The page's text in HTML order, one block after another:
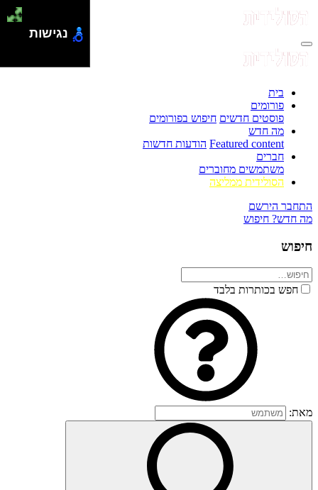
בית
פורומים
פוסטים חדשים חיפוש בפורומים
מה חדש
Featured content הודעות חדשות
חברים
משתמשים מחוברים
הסולידית ממליצה
התחבר הירשם
מה חדש? חיפוש
חיפוש
חפש בכותרות בלבד
מאת:
נגישות